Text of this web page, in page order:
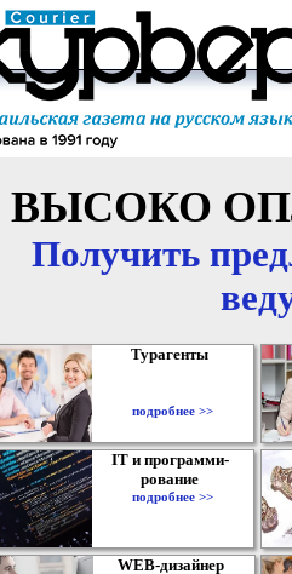
ВЫСОКО
Получить
Турагенты
подробнее >>
IT и программи-
рование
подробнее >>
WEB-дизайнер